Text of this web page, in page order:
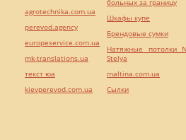
agrotechnika.com.ua
perevod.agency
europeservice.com.ua
mk-translations.ua
текст юа
kievperevod.com.ua
больных за границу
Шкафы купе
Брендовые сумки
Натяжные потолки
Stelya
maltina.com.ua
Cылки